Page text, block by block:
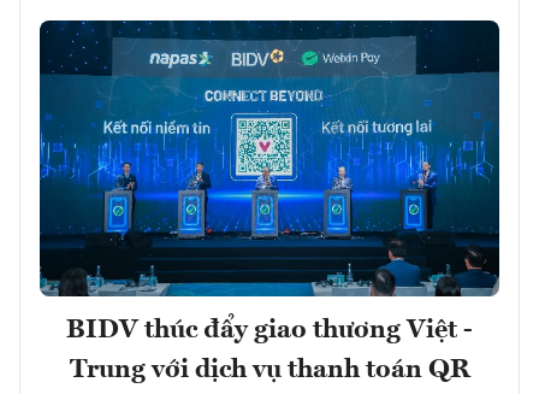
BIDV thúc đẩy giao thương Việt -
Trung với dịch vụ thanh toán QR